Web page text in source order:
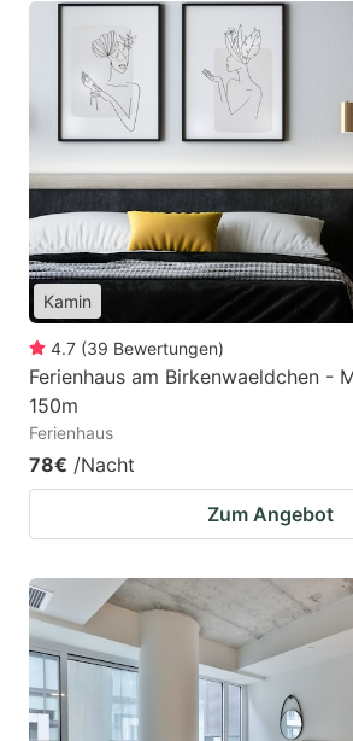
Kamin
4.7 (39 Bewertungen)
Ferienhaus am Birkenwaeldchen -
150m
Ferienhaus
78€ /Nacht
Zum Angebot